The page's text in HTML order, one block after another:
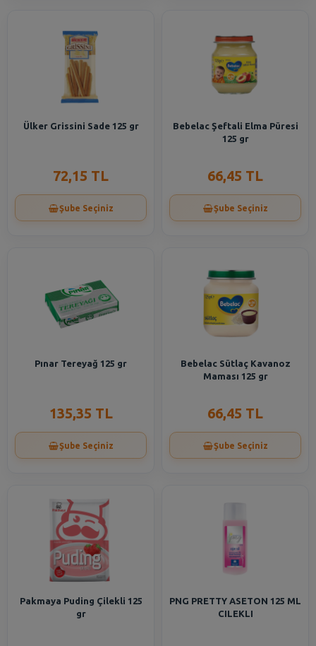
Ülker Grissini Sade 125 gr
72,15 TL
Şube Seçiniz
Bebelac Şeftali Elma Püresi
125 gr
66,45 TL
Şube Seçiniz
Pınar Tereyağ 125 gr
135,35 TL
Şube Seçiniz
Bebelac Sütlaç Kavanoz
Maması 125 gr
66,45 TL
Şube Seçiniz
Pakmaya Puding Çilekli 125
gr
PNG PRETTY ASETON 125 ML
CILEKLI